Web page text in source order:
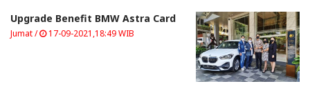
Upgrade Benefit BMW Astra Card
Jumat / 17-09-2021,18:49 WIB